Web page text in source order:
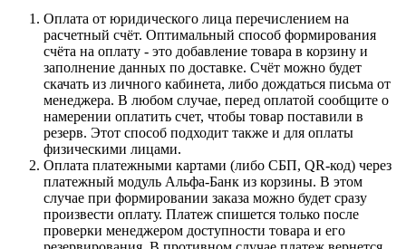
Оплата от юридического лица перечислением на
расчетный счёт. Оптимальный способ формирования
счёта на оплату - это добавление товара в корзину и
заполнение данных по доставке. Счёт можно будет
скачать из личного кабинета, либо дождаться письма от
менеджера. В любом случае, перед оплатой сообщите о
намерении оплатить счет, чтобы товар поставили в
резерв. Этот способ подходит также и для оплаты
физическими лицами.
Оплата платежными картами (либо СБП, QR-код) через
платежный модуль Альфа-Банк из корзины. В этом
случае при формировании заказа можно будет сразу
произвести оплату. Платеж спишется только после
проверки менеджером доступности товара и его